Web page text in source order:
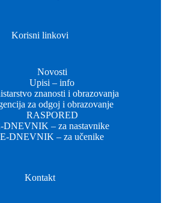
Korisni linkovi
Novosti
Upisi – info
znanosti i obrazovanja
za odgoj i obrazovanje
RASPORED
DNEVNIK – za nastavnike
E-DNEVNIK – za učenike
Kontakt